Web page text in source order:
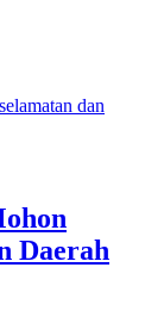
Daerah